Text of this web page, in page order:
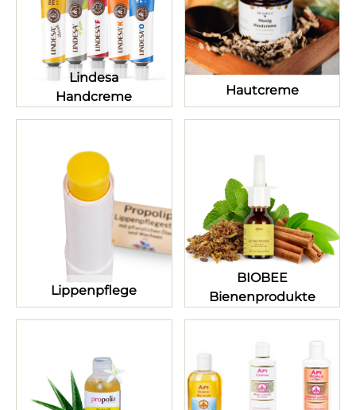
Lindesa
Handcreme
Hautcreme
Lippenpflege
BIOBEE
Bienenprodukte